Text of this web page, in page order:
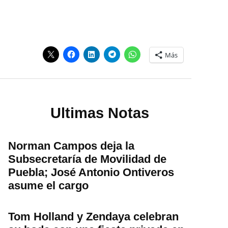
Más
Ultimas Notas
Norman Campos deja la
Subsecretaría de Movilidad de
Puebla; José Antonio Ontiveros
asume el cargo
Tom Holland y Zendaya celebran